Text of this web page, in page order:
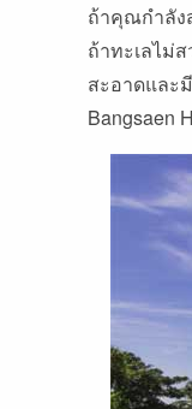
ถ้าคุณกำลัง
ถ้าทะเลไม่
สะอาดและ
Bangsaen